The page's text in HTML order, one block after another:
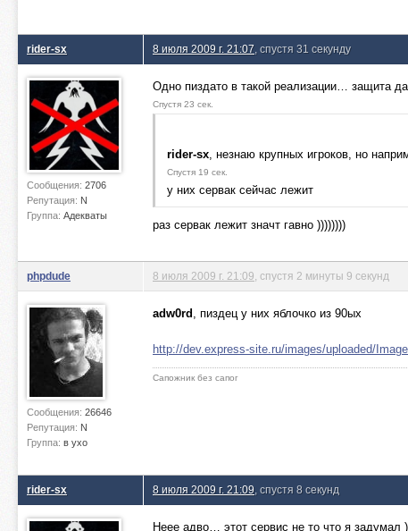
rider-sx
Сообщения: 2706
Репутация: N
Группа: Адекваты
8 июля 2009 г. 21:07 , спустя 31 секунду
Одно пиздато в такой реализации… защита
Спустя 23 сек.
rider-sx, незнаю крупных игроков, но
Спустя 19 сек.
у них сервак сейчас лежит
раз сервак лежит значт гавно ))))))))
phpdude
Сообщения: 26646
Репутация: N
Группа: в ухо
8 июля 2009 г. 21:09 , спустя 2 минуты 9 секунд
adw0rd , пиздец у них яблочко из 90ых
http://dev.express-site.ru/images/uploaded/
Сапожник без сапог
rider-sx 8 июля 2009 г. 21:09 , спустя 8 секунд
Неее адво… этот сервис не то что я задумал